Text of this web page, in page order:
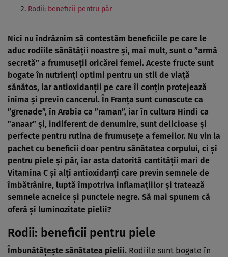
Rodii: beneficii pentru păr
Nici nu îndrăznim să contestăm beneficiile pe care le
aduc rodiile sănătăţii noastre şi, mai mult, sunt o ”armă
secretă” a frumuseţii oricărei femei. Aceste fructe sunt
bogate în nutrienţi optimi pentru un stil de viaţă
sănătos, iar antioxidanţii pe care îi conţin protejează
inima şi previn cancerul. În Franţa sunt cunoscute ca
”grenade”, în Arabia ca ”raman”, iar în cultura Hindi ca
”anaar” şi, indiferent de denumire, sunt delicioase şi
perfecte pentru rutina de frumuseţe a femeilor. Nu vin la
pachet cu beneficii doar pentru sănătatea corpului, ci şi
pentru piele şi păr, iar asta datorită cantităţii mari de
Vitamina C şi alţi antioxidanţi care previn semnele de
îmbătrânire, luptă împotriva inflamaţiilor şi tratează
semnele acneice şi punctele negre. Să mai spunem că
oferă şi luminozitate pielii?
Rodii: beneficii pentru piele
Îmbunătăţeşte sănătatea pielii. Rodiile sunt bogate în